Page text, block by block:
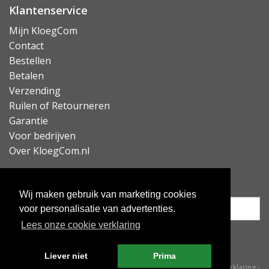
Wij maken gebruik van marketing cookies
voor personalisatie van advertenties.
Lees onze cookie verklaring
Liever niet Prima
Klantenservice
Mijn KloegCom
Contact
Bestellen
Betalen
Verzending
Ruilen of Retourneren
Garantie
Voor bedrijven
Over KloegCom.nl